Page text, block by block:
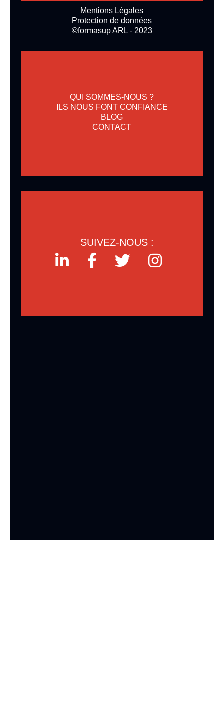
Mentions Légales
Protection de données
©formasup ARL - 2023
QUI SOMMES-NOUS ?
ILS NOUS FONT CONFIANCE
BLOG
CONTACT
SUIVEZ-NOUS :